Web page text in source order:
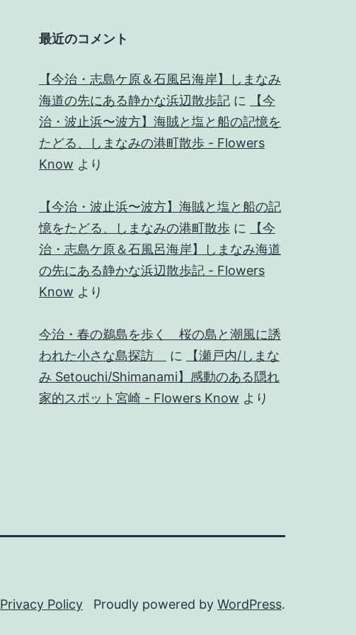
最近のコメント
【今治・志島ケ原＆石風呂海岸】しまなみ
海道の先にある静かな浜辺散歩記 に
【今
治・波止浜〜波方】海賊と塩と船の記憶を
たどる、しまなみの港町散歩 - Flowers
Know より
【今治・波止浜〜波方】海賊と塩と船の記
憶をたどる、しまなみの港町散歩 に
【今
治・志島ケ原＆石風呂海岸】しまなみ海道
の先にある静かな浜辺散歩記 - Flowers
Know より
今治・春の鵜島を歩く 桜の島と潮風に誘
われた小さな島探訪
に
【瀬戸内/しまな
み Setouchi/Shimanami】感動のある隠れ
家的スポット宮崎 - Flowers Know より
Privacy Policy Proudly powered by WordPress.